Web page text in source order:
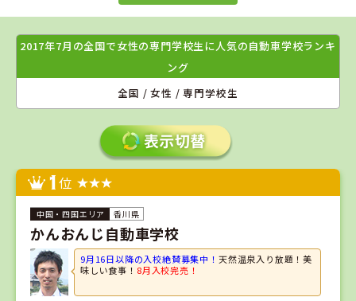
2017年7月の全国で女性の専門学校生に人気の自動車学校ランキ
ング
全国 / 女性 / 専門学校生
1位
香川県
かんおんじ自動車学校
9月16日以降の入校絶賛募集中！ 天然温泉入り放題！美
味しい食事！ 8月入校完売！